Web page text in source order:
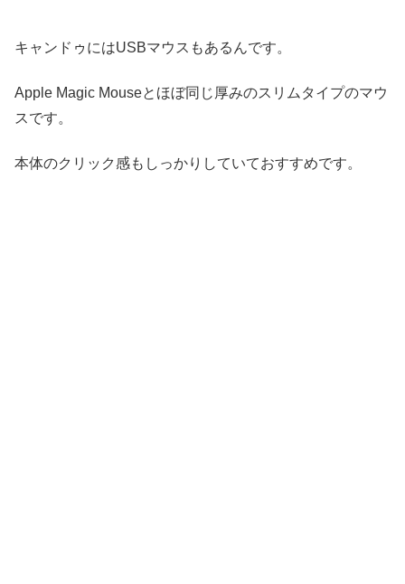
キャンドゥにはUSBマウスもあるんです。
Apple Magic Mouseとほぼ同じ厚みのスリムタイプのマウ
スです。
本体のクリック感もしっかりしていておすすめです。